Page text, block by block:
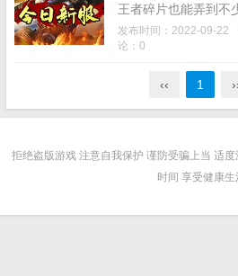
王者碎片也能弄到不
成长是需要完成各种
匹配的Dc和Sc，由于
发布时间：2022-09-22
论：0
‹‹ 1
拒绝盗版游戏 注意自我保护 谨防受骗上当 适
时间 享受健康生